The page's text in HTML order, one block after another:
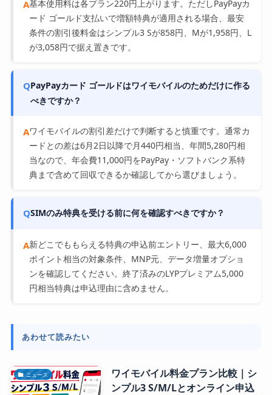
A基本使用料は各プラン220円上がります。ただしPayPayカ
ード ゴールド支払いで増額特典が適用される場合、最安
条件の割引後料金はシンプル3 Sが858円、Mが1,958円、L
が3,058円で据え置きです。
QPayPayカード ゴールドはワイモバイルのためだけに作る
べきですか？
Aワイモバイルの割引差だけで判断すると慎重です。通常カ
ードとの差は6月2日以降で月440円相当、年間5,280円相
当なので、年会費11,000円をPayPay・ソフトバンク系特
典まで含めて回収できるか確認してから選びましょう。
QSIMのみ特典を受ける前に何を確認すべきですか？
A新どこでももらえる特典の申込前エントリー、最大6,000
ポイント相当の対象条件、MNP元、データ増量オプショ
ンを確認してください。終了済みのLYPプレミアム5,000
円相当特典は申込理由に含めません。
あわせて読みたい
ニュース
ワイモバイル料金プラン比較｜シ
ンプル3 S/M/Lとオンライン申込